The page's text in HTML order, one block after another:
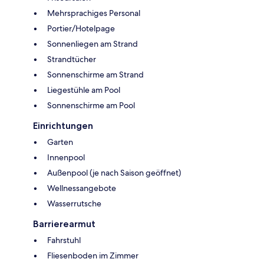
Mehrsprachiges Personal
Portier/Hotelpage
Sonnenliegen am Strand
Strandtücher
Sonnenschirme am Strand
Liegestühle am Pool
Sonnenschirme am Pool
Einrichtungen
Garten
Innenpool
Außenpool (je nach Saison geöffnet)
Wellnessangebote
Wasserrutsche
Barrierearmut
Fahrstuhl
Fliesenboden im Zimmer